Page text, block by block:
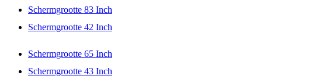
Schermgrootte 83 Inch
Schermgrootte 42 Inch
Schermgrootte 65 Inch
Schermgrootte 43 Inch